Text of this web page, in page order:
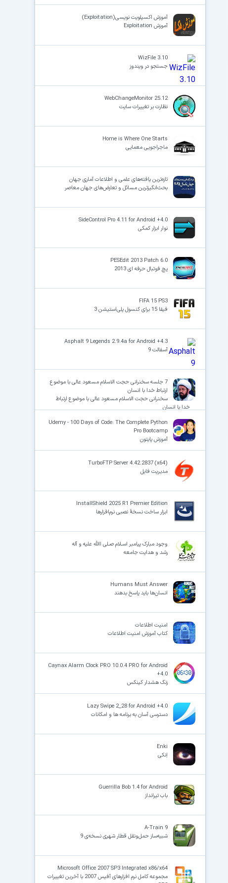
آموزش اکسپلویت نویسی(Exploitation)
آموزش Exploitation
WizFile 3.10
جستجو در ویندوز
WebChangeMonitor 25.12
نظارت بر تغییرات سایت‌
Home is Where One Starts
ماجراجویی معمایی
تازه‌ترین یافته‌های علمی و اطلاعات آماری جهان
بحث‌انگیزترین مسائل و تعارض‌های جهان معاصر
SideControl Pro 4.11 for Android +4.0
نوار ابزار کمکی
PESEdit 2013 Patch 6.0
پچ فوتبال حرفه ای 2013
FIFA 15 PS3
فیفا 15 برای کنسول پلی‌استیشن 3
Asphalt 9 Legends 2.9.4a for Android +4.3
آسفالت 9
7 جلسه سخنرانی حجت الاسلام مسعود عالی با موضوع
ارتباط خدا با انسان
سخنرانی حجت الاسلام مسعود عالی با موضوع ارتباط
خدا با انسان
Udemy - 100 Days of Code: The Complete Python
Pro Bootcamp
آموزش پایتون
TurboFTP Server 4.42.2837 (x64)
مدیریت فایل‌
InstallShield 2025 R1 Premier Edition
ابزار ساخت نسخهٔ نصبی نرم‌افزارها
وجود مبارک پیامبر اسـلام صـلی االله علیه و آله
رشد و هدایت جامعه
Humans Must Answer
انسان‌ها باید پاسخ بدهند
امنیت اطلاعات
کتاب آموزش امنیت اطلاعات
Caynax Alarm Clock PRO 10.0.4 PRO for Android
+4.0
زنگ هشدار کینکس
Lazy Swipe 2_28 for Android +4.0
دسترسی آسان به برنامه ها و امکانات
Enki
اِنکی
Guerrilla Bob 1.4 for Android
باب تیرانداز
A-Train 9
شبیه‌ساز حمل‌ونقل قطار شهری نسخه‌ی 9
Microsoft Office 2007 SP3 Integrated x86/x64
مجموعه کامل نرم افزارهای آفیس 2007 با آخرین تغییرات